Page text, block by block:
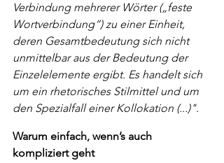
Verbindung mehrerer Wörter („feste
Wortverbindung“) zu einer Einheit,
deren Gesamtbedeutung sich nicht
unmittelbar aus der Bedeutung der
Einzelelemente ergibt. Es handelt sich
um ein rhetorisches Stilmittel und um
den Spezialfall einer Kollokation (...)".
Warum einfach, wenn’s auch
kompliziert geht